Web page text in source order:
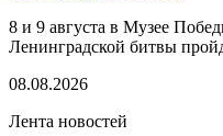
8 и 9 августа в Музее
Ленинградской битвы
08.08.2026
Лента новостей